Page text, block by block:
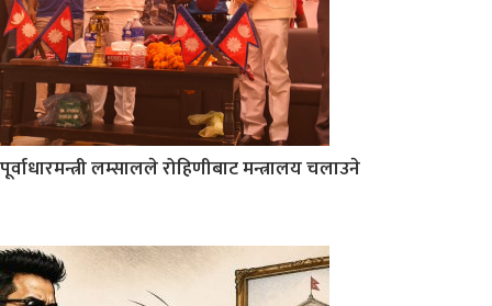
पूर्वाधारमन्त्री लम्सालले रोहिणीबाट मन्त्रालय चलाउने